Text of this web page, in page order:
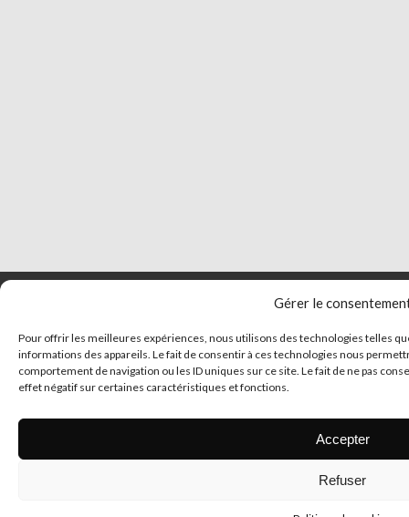
Gérer le
Pour offrir les meilleures expériences, nous utilisons des technologies telles
informations des appareils. Le fait de consentir à ces technologies nous
comportement de navigation ou les ID uniques sur ce site. Le fait de ne pas
effet négatif sur certaines caractéristiques et fonctions.
Accepter
Refuser
© 2026 Tous droits